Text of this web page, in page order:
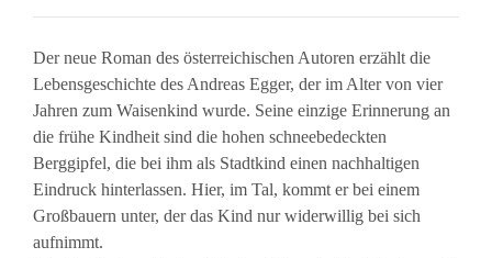
Der neue Roman des österreichischen Autoren erzählt die
Lebensgeschichte des Andreas Egger, der im Alter von vier
Jahren zum Waisenkind wurde. Seine einzige Erinnerung an
die frühe Kindheit sind die hohen schneebedeckten
Berggipfel, die bei ihm als Stadtkind einen nachhaltigen
Eindruck hinterlassen. Hier, im Tal, kommt er bei einem
Großbauern unter, der das Kind nur widerwillig bei sich
aufnimmt.